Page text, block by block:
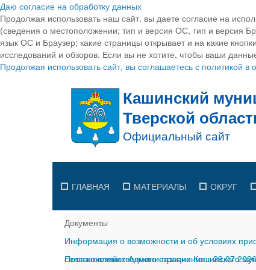
Даю согласие на обработку данных
Продолжая использовать наш сайт, вы даете согласие на
(сведения о местоположении; тип и версия ОС, тип и версия
язык ОС и Браузер; какие страницы открывает и на какие
исследований и обзоров. Если вы не хотите, чтобы ваши
Продолжая использовать сайт, вы соглашаетесь с политикой
ГЛАВНАЯ МАТЕРИАЛЫ ОКРУГ
Документы
Информация о возможности и об условиях
сельскохозяйственного назначения-29.07.2026
Постановление Администрации Кашинского